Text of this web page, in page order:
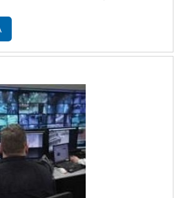
alarme (que identificam